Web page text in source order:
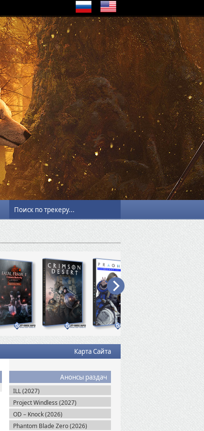
Карта Сайта
Анонсы раздач
ILL (2027)
Project Windless (2027)
OD – Knock (2026)
Phantom Blade Zero (2026)